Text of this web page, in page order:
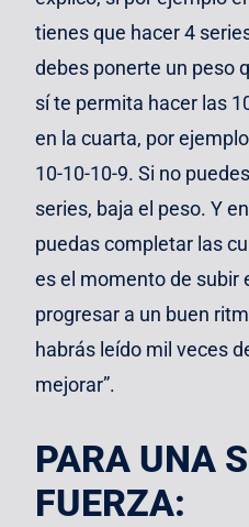
tienes que hacer 4
debes ponerte un peso
sí te permita hacer las
en la cuarta, por
10-10-10-9. Si no
series, baja el peso. Y
puedas completar las
es el momento de subir
progresar a un buen
habrás leído mil veces
mejorar”.
PARA UNA
FUERZA: